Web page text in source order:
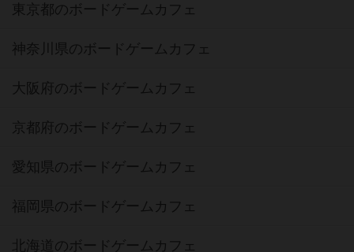
東京都のボードゲームカフェ
神奈川県のボードゲームカフェ
大阪府のボードゲームカフェ
京都府のボードゲームカフェ
愛知県のボードゲームカフェ
福岡県のボードゲームカフェ
北海道のボードゲームカフェ